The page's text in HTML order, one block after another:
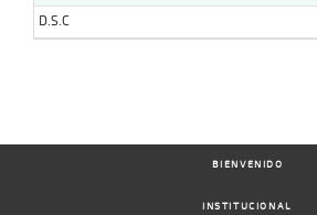
D.S.C
BIENVENIDO
INSTITUCIONAL